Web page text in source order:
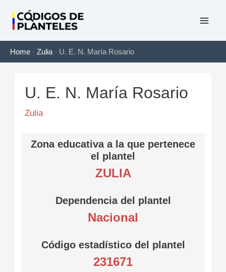
contenido
Home - Zulia - U. E. N. María Rosario
U. E. N. María Rosario
Zulia
Zona educativa a la que pertenece
el plantel
ZULIA
Dependencia del plantel
Nacional
Código estadístico del plantel
231671